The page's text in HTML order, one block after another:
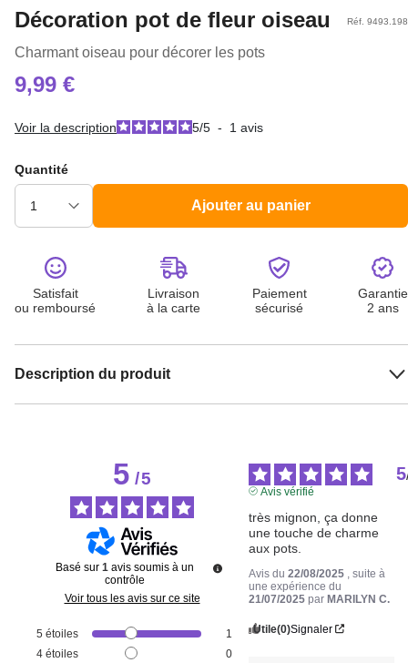
Décoration pot de fleur oiseau
Charmant oiseau pour décorer les pots
Réf. 9493.198
9,99 €
Voir la description 5/5 - 1 avis
Quantité
Ajouter au panier
Satisfait
ou remboursé
Livraison
à la carte
Paiement
sécurisé
Garantie
2 ans
Description du produit
5/5
Basé sur 1 avis soumis à un
contrôle
Voir tous les avis sur ce site
5 étoiles
1
4 étoiles
0
5
Avis vérifié
très mignon, ça donne
une touche de charme
aux pots.
Avis du22/08/2025
, suite à
une expérience du
21/07/2025 parMARILYN C.
Utile(0)Signaler